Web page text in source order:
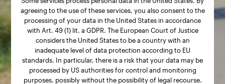
2.5 months 22.90 lbs
2.5 months 22.00 lbs
2.4 months 21.80 lbs
2.3 months 21.40 lbs
agreeing to the use of these services, you also consent to the
processing of your data in the United States in accordance
with Art. 49 (1) lit. a GDPR. The European Court of Justice
considers the United States to be a country with an
inadequate level of data protection according to EU
standards. In particular, there is a risk that your data may be
processed by US authorities for control and monitoring
purposes, possibly without the possibility of legal recourse.